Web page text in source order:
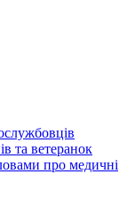
та ветеранок
про медичні